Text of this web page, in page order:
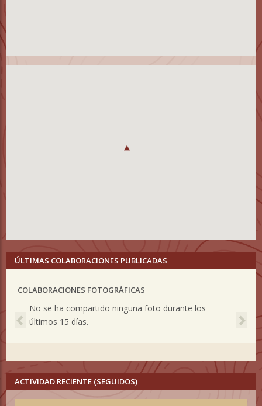
ÚLTIMAS COLABORACIONES PUBLICADAS
COLABORACIONES FOTOGRÁFICAS
No se ha compartido ninguna foto durante los
últimos 15 días.
Previous
ACTIVIDAD RECIENTE (SEGUIDOS)